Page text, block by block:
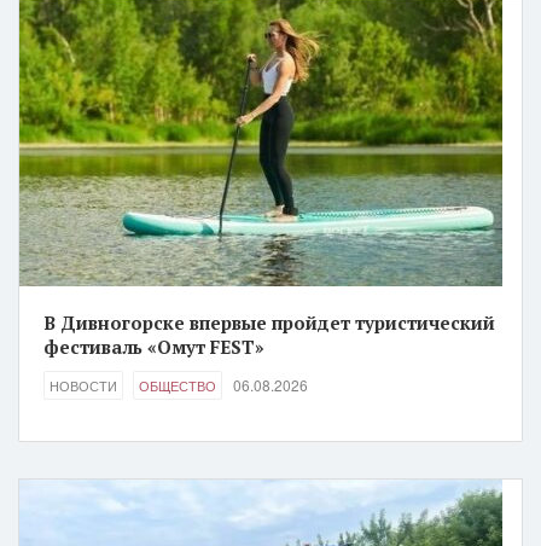
В Дивногорске впервые пройдет туристический
фестиваль «Омут FEST»
НОВОСТИ ОБЩЕСТВО 06.08.2026